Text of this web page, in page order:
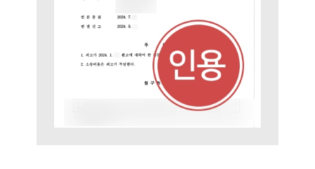
글로벌 파트너 로펌
고객의 소리
통합검색
AI대륜
업무사례